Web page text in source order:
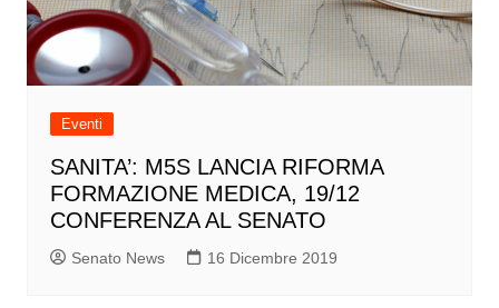
Eventi
SANITA’: M5S LANCIA RIFORMA
FORMAZIONE MEDICA, 19/12
CONFERENZA AL SENATO
Senato News 16 Dicembre 2019